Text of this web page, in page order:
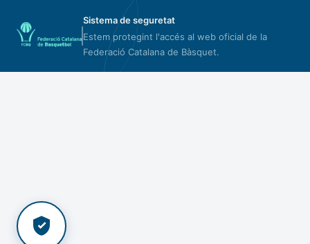
Sistema de seguretat
Estem protegint l'accés al web oficial de la
Federació Catalana de Bàsquet.